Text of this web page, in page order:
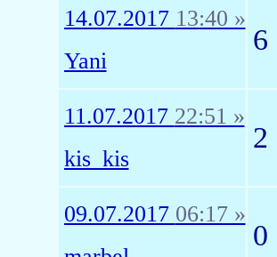
14.07.2017 13:40 »
Yani
6
11.07.2017 22:51 »
kis_kis
2
09.07.2017 06:17 »
0